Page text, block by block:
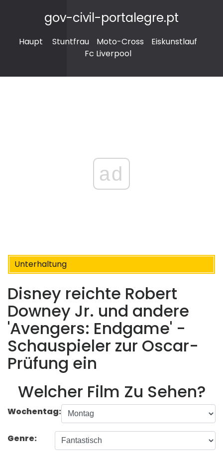
gov-civil-portalegre.pt
Haupt Stuntfrau Moto-Cross
Eiskunstlauf
Fc Liverpool
ad
Unterhaltung
Disney reichte Robert
Downey Jr. und andere
'Avengers: Endgame' -
Schauspieler zur Oscar-
Prüfung ein
Welcher Film Zu Sehen?
Wochentag:
Genre: